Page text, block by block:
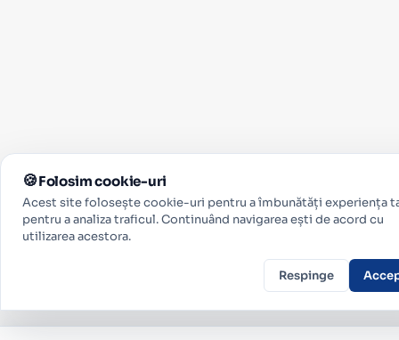
Folosim cookie-uri
Acest site folosește cookie-uri pentru a îmbunătăți experiența
pentru a analiza traficul. Continuând navigarea ești de acord cu
utilizarea acestora.
Respinge